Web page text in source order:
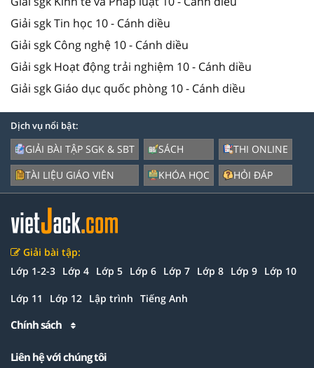
Giải sgk Tin học 10 - Cánh diều
Giải sgk Công nghệ 10 - Cánh diều
Giải sgk Hoạt động trải nghiệm 10 - Cánh diều
Giải sgk Giáo dục quốc phòng 10 - Cánh diều
Dịch vụ nổi bật:
GIẢI BÀI TẬP SGK & SBT
TÀI LIỆU GIÁO VIÊN
SÁCH
KHÓA HỌC
THI ONLINE
HỎI ĐÁP
Giải bài tập:
Lớp 1-2-3 Lớp 4 Lớp 5 Lớp 6 Lớp 7 Lớp 8 Lớp 9 Lớp 10
Lớp 11 Lớp 12 Lập trình Tiếng Anh
Chính sách
Liên hệ với chúng tôi